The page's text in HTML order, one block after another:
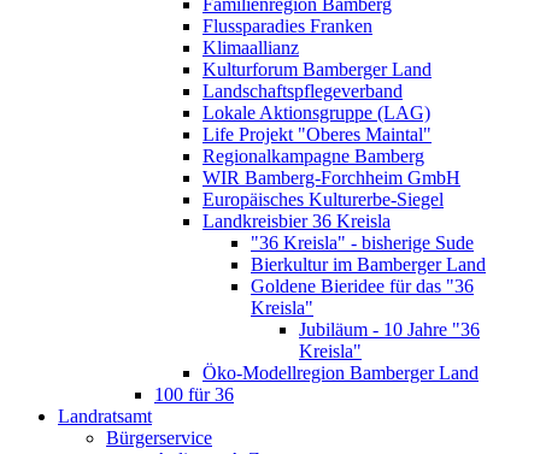
Familienregion Bamberg
Flussparadies Franken
Klimaallianz
Kulturforum Bamberger Land
Landschaftspflegeverband
Lokale Aktionsgruppe (LAG)
Life Projekt "Oberes Maintal"
Regionalkampagne Bamberg
WIR Bamberg-Forchheim GmbH
Europäisches Kulturerbe-Siegel
Landkreisbier 36 Kreisla
"36 Kreisla" - bisherige Sude
Bierkultur im Bamberger Land
Goldene Bieridee für das "36
Kreisla"
Jubiläum - 10 Jahre "36
Kreisla"
Öko-Modellregion Bamberger Land
100 für 36
Landratsamt
Bürgerservice